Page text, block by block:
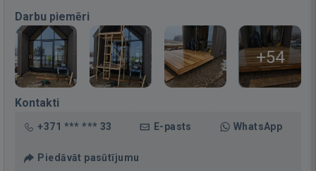
Darbu piemēri
+54
Kontakti
+371 *** *** 33 E-pasts WhatsApp
Piedāvāt pasūtījumu